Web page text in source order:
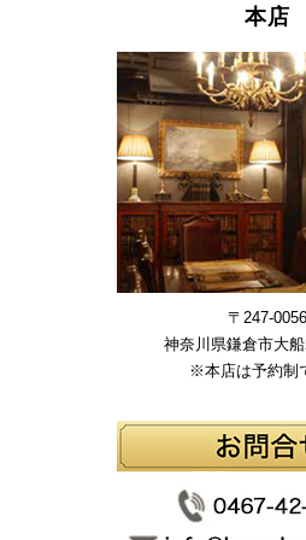
本店
〒247-0056
神奈川県鎌倉市大
※本店は予約制